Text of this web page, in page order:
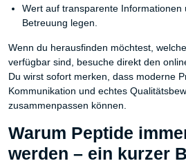
Wert auf transparente Informationen
Betreuung legen.
Wenn du herausfinden möchtest,
verfügbar sind, besuche direkt den
Du wirst sofort merken, dass moderne
Kommunikation und echtes
zusammenpassen können.
Warum Peptide
werden – ein kurzer